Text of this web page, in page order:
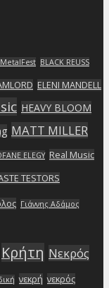
BLACK REUSS
ELENI MANDELL
HEAVY BLOOM
MATT MILLER
ELEGY Real Music
TESTORS
Γιάννης Αδάμος
Κρήτη Νεκρός
νεκρή νεκρός